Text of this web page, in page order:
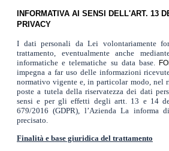
INFORMATIVA AI SENSI DELL'ART. 13
PRIVACY
I dati personali da Lei volontariamente
trattamento, eventualmente anche
informatiche e telematiche su data base.
impegna a far uso delle informazioni
normativo vigente e, in particolar modo, nel
poste a tutela della riservatezza dei dati
sensi e per gli effetti degli artt. 13 e 14
679/2016 (GDPR), l’Azienda La informa
precisato.
Finalità e base giuridica del trattamento